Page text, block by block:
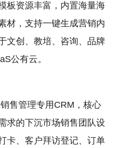
板资源丰富，内置海量海
材，支持一键生成营销内
文创、教培、咨询、品牌
公有云。
售管理专用CRM，核心
求的下沉市场销售团队设
卡、客户拜访登记、订单